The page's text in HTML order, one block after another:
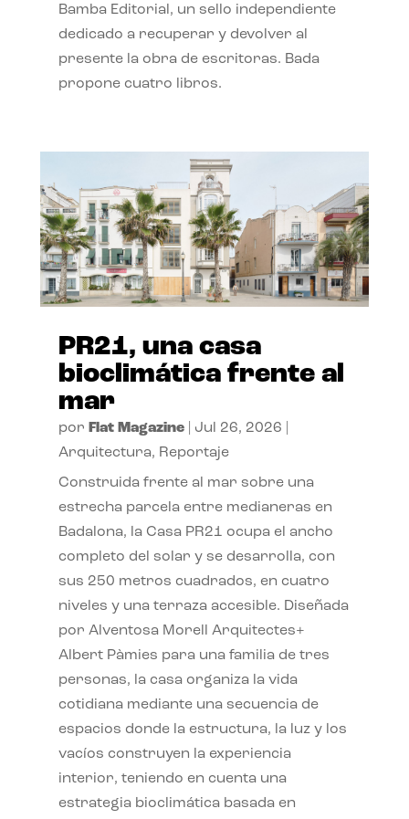
Bamba Editorial, un sello independiente
dedicado a recuperar y devolver al
presente la obra de escritoras. Bada
propone cuatro libros.
PR21, una casa
bioclimática frente al
mar
por Flat Magazine| Jul 26, 2026
Arquitectura, Reportaje
Construida frente al mar sobre una
estrecha parcela entre medianeras en
Badalona, la Casa PR21 ocupa el ancho
completo del solar y se desarrolla, con
sus 250 metros cuadrados, en cuatro
niveles y una terraza accesible. Diseñada
por Alventosa Morell Arquitectes+
Albert Pàmies para una familia de tres
personas, la casa organiza la vida
cotidiana mediante una secuencia de
espacios donde la estructura, la luz y los
vacíos construyen la experiencia
interior, teniendo en cuenta una
estrategia bioclimática basada en